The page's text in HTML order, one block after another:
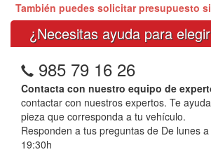
También puedes solicitar presupuesto
¿Necesitas ayuda para
985 79 16 26
Contacta con nuestro equipo de
contactar con nuestros expertos. Te
pieza que corresponda a tu vehículo.
Responden a tus preguntas de De lunes
19:30h